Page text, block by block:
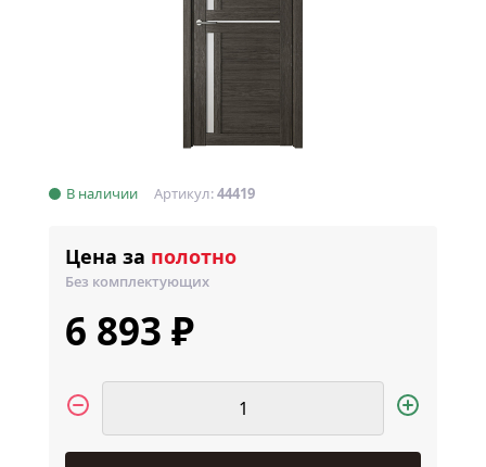
В наличии Артикул:44419
Цена за полотно
Без комплектующих
6 893 ₽